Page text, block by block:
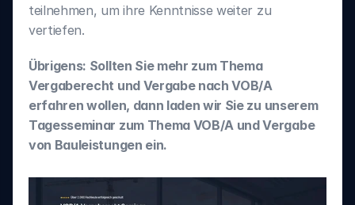
teilnehmen, um ihre Kenntnisse weiter zu
vertiefen.
Übrigens: Sollten Sie mehr zum Thema
Vergaberecht und Vergabe nach VOB/A
erfahren wollen, dann laden wir Sie zu unserem
Tagesseminar zum Thema VOB/A und Vergabe
von Bauleistungen ein.